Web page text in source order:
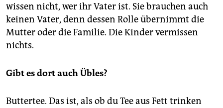
wissen nicht, wer ihr Vater ist. Sie brauchen auch
keinen Vater, denn dessen Rolle übernimmt die
Mutter oder die Familie. Die Kinder vermissen
nichts.
Gibt es dort auch Übles?
Buttertee. Das ist, als ob du Tee aus Fett trinken